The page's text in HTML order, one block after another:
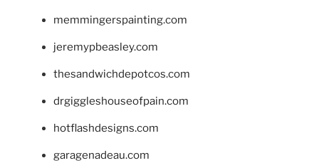
memmingerspainting.com
jeremypbeasley.com
thesandwichdepotcos.com
drgiggleshouseofpain.com
hotflashdesigns.com
garagenadeau.com